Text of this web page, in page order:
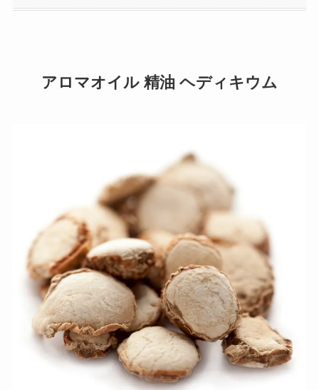
アロマオイル 精油 ヘディキウム